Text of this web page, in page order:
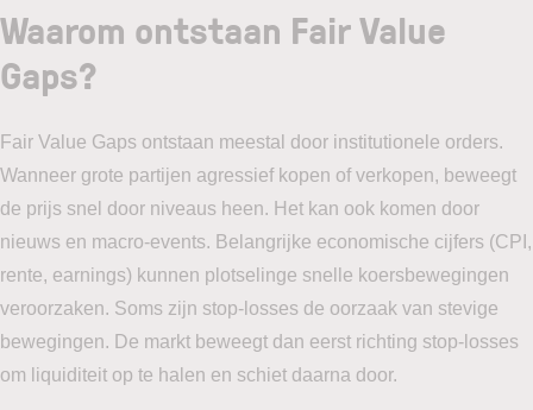
Waarom ontstaan Fair Value
Gaps?
Fair Value Gaps ontstaan meestal door institutionele orders.
Wanneer grote partijen agressief kopen of verkopen, beweegt
de prijs snel door niveaus heen. Het kan ook komen door
nieuws en macro-events. Belangrijke economische cijfers (CPI,
rente, earnings) kunnen plotselinge snelle koersbewegingen
veroorzaken. Soms zijn stop-losses de oorzaak van stevige
bewegingen. De markt beweegt dan eerst richting stop-losses
om liquiditeit op te halen en schiet daarna door.